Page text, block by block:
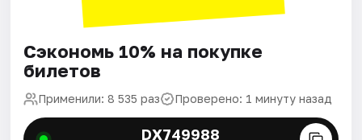
Сэкономь 10% на покупке
билетов
Применили: 8 535 раз Проверено: 1 минуту назад
DX749988